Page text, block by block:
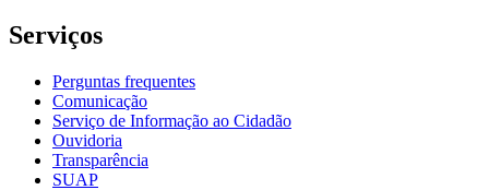
Serviços
Perguntas frequentes
Comunicação
Serviço de Informação ao Cidadão
Ouvidoria
Transparência
SUAP